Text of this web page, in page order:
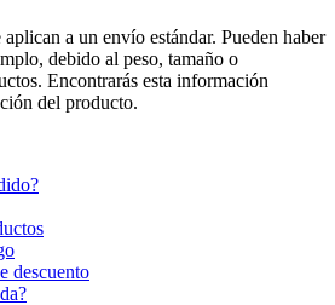
a un envío estándar. Pueden haber
debido al peso, tamaño o
Encontrarás esta información
del producto.
descuento